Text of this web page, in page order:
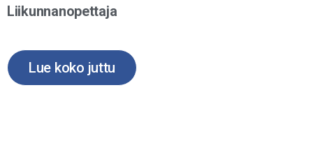
Liikunnanopettaja
Lue koko juttu